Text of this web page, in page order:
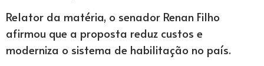
Relator da matéria, o senador Renan Filho
afirmou que a proposta reduz custos e
moderniza o sistema de habilitação no país.